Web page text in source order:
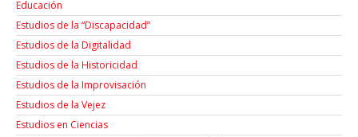
Educación
Estudios de la “Discapacidad”
Estudios de la Digitalidad
Estudios de la Historicidad
Estudios de la Improvisación
Estudios de la Vejez
Estudios en Ciencias